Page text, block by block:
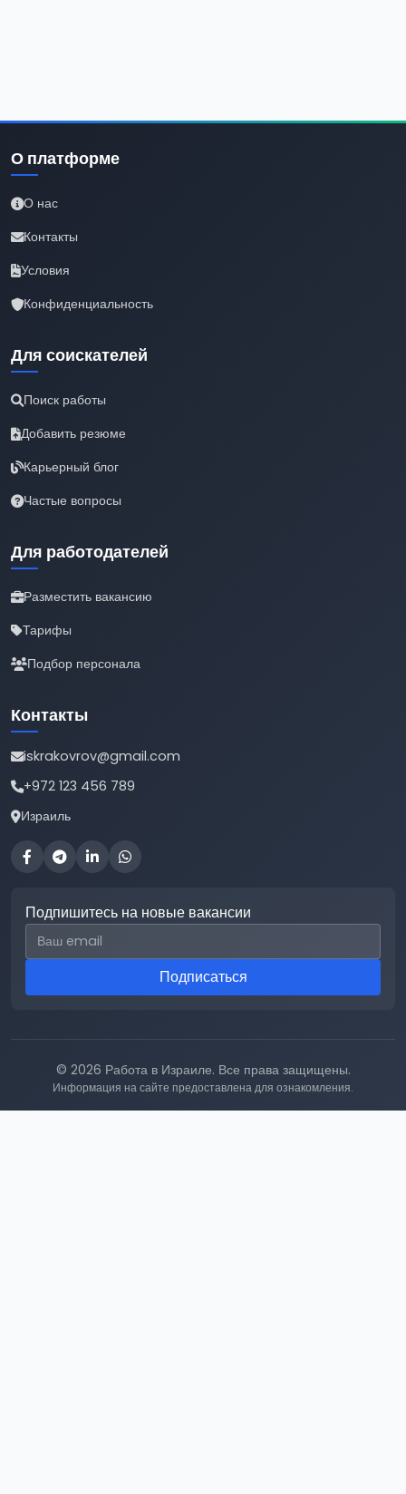
О платформе
О нас
Контакты
Условия
Конфиденциальность
Для соискателей
Поиск работы
Добавить резюме
Карьерный блог
Частые вопросы
Для работодателей
Разместить вакансию
Тарифы
Подбор персонала
Контакты
iskrakovrov@gmail.com
+972 123 456 789
Израиль
Подпишитесь на новые вакансии
Email для подписки
Подписаться
© 2026 Работа в Израиле. Все права защищены.
Информация на сайте предоставлена для ознакомления.